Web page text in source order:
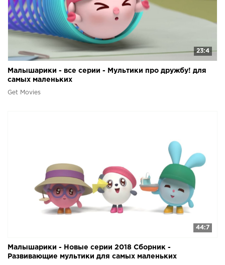
23:4
Малышарики - все серии - Мультики про дружбу! для
самых маленьких
Get Movies
44:7
Малышарики - Новые серии 2018 Сборник -
Развивающие мультики для самых маленьких